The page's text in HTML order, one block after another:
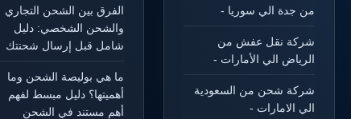
من جدة الي سوريا -
شركة نقل عفش من
الرياض الي الأمارات -
شركة شحن من السعودية
الي الامارات -
الفرق بين الشحن التجاري
والشحن الشخصي: دليل
شامل قبل إرسال شحنتك
ما هي بوليصة الشحن وما
أهميتها؟ دليل مبسط لفهم
أهم مستند في الشحن